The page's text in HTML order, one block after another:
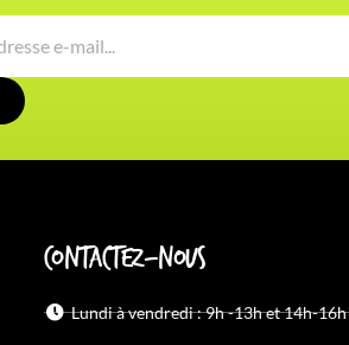
Contactez-nous
Lundi à vendredi : 9h -13h et 14h-16h